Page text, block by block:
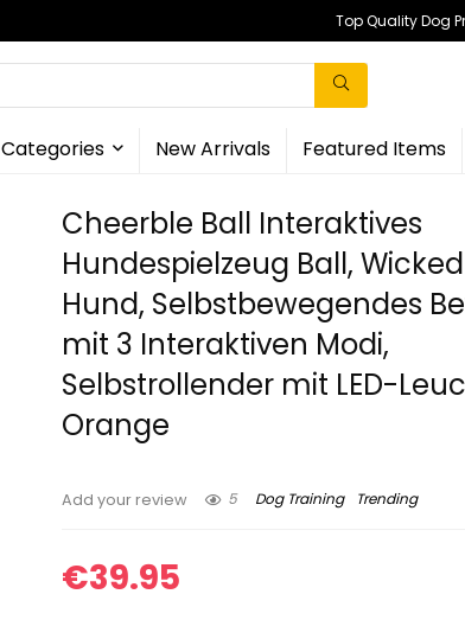
Top Quality Dog
Categories New Arrivals Featured Items
Cheerble Ball Interaktives
Hundespielzeug Ball,
Hund, Selbstbewegendes
mit 3 Interaktiven Modi,
Selbstrollender mit LED-
Orange
Add your review 5 Dog Training Trending
€39.95